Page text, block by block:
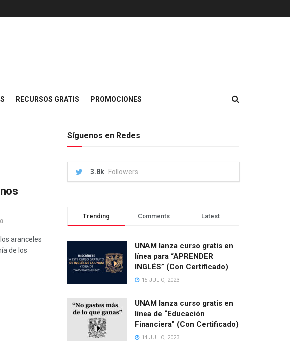
RECURSOS GRATIS PROMOCIONES
0
aranceles
de los
Síguenos en Redes
3.8k Followers
Trending Comments Latest
UNAM lanza curso gratis en
línea para “APRENDER
INGLÉS” (Con Certificado)
15 JULIO, 2023
UNAM lanza curso gratis en
línea de “Educación
Financiera” (Con Certificado)
14 JULIO, 2023